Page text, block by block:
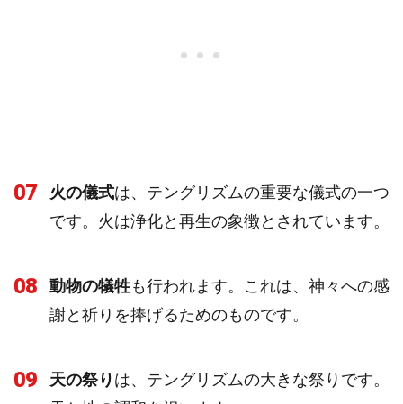
07 火の儀式は、テングリズムの重要な儀式の一つ
です。火は浄化と再生の象徴とされています。
08 動物の犠牲も行われます。これは、神々への感
謝と祈りを捧げるためのものです。
09 天の祭りは、テングリズムの大きな祭りです。